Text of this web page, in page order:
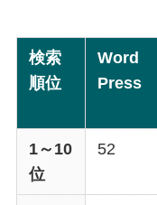
検索
順位
Word
Press
1～10
位
52